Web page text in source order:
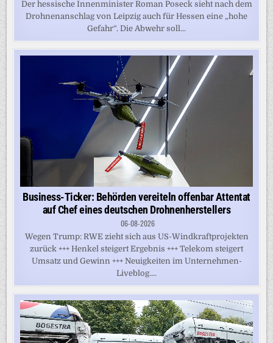
Der hessische Innenminister Roman Poseck sieht nach dem
Drohnenanschlag von Leipzig auch für Hessen eine „hohe
Gefahr“. Die Abwehr soll...
Business-Ticker: Behörden vereiteln offenbar Attentat
auf Chef eines deutschen Drohnenherstellers
06-08-2026
Wegen Trump: RWE zieht sich aus US-Windkraftprojekten
zurück +++ Henkel steigert Ergebnis +++ Telekom steigert
Umsatz und Gewinn +++ Neuigkeiten im Unternehmen-
Liveblog....